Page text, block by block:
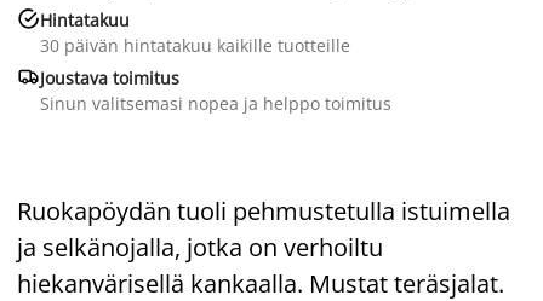
Hintatakuu
30 päivän hintatakuu kaikille tuotteille
Joustava toimitus
Sinun valitsemasi nopea ja helppo toimitus
Ruokapöydän tuoli pehmustetulla istuimella
ja selkänojalla, jotka on verhoiltu
hiekanvärisellä kankaalla. Mustat teräsjalat.